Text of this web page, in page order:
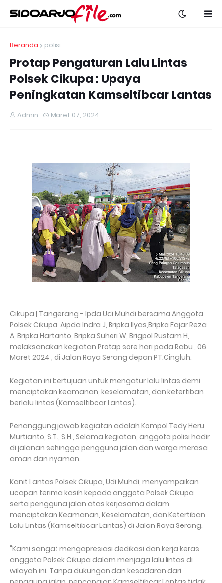
Beranda polisi
Protap Pengaturan Lalu Lintas
Polsek Cikupa : Upaya
Peningkatan Kamseltibcar Lantas
Admin Maret 07, 2024
Cikupa | Tangerang - Ipda Udi Muhdi bersama Anggota
Polsek Cikupa Aipda Indra J, Bripka Ilyas,Bripka Fajar Reza
A, Bripka Hartanto, Bripka Suheri W, Brigpol Rustam H,
melaksanakan kegiatan Protap sore hari pada Rabu , 06
Maret 2024 , di Jalan Raya Serang depan PT.Cingluh.
Kegiatan ini bertujuan untuk mengatur lalu lintas demi
menciptakan keamanan, keselamatan, dan ketertiban
berlalu lintas (Kamseltibcar Lantas).
Penanggung jawab kegiatan adalah Kompol Tedy Heru
Murtianto, S.T., S.H., Selama kegiatan, anggota polisi hadir
di jalanan sehingga pengguna jalan dan warga merasa
aman dan nyaman.
Kanit Lantas Polsek Cikupa, Udi Muhdi, menyampaikan
ucapan terima kasih kepada anggota Polsek Cikupa
serta pengguna jalan atas kerjasama dalam
menciptakan Keamanan, Keselamatan, dan Ketertiban
Lalu Lintas (Kamseltibcar Lantas) di Jalan Raya Serang.
"Kami sangat mengapresiasi dedikasi dan kerja keras
anggota Polsek Cikupa dalam menjaga lalu lintas di
wilayah ini. Tanpa dukungan dan kesadaran dari